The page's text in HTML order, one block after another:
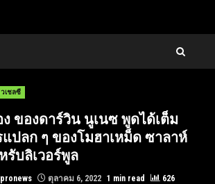
เชลซี
ของดาร์วิน นูเนซ พูดได้เต็ม
ปลก ๆ ของโมฮาเหม็ด ซาลาห์
บลิเวอร์พูล
ตุลาคม 6, 2022 1 min read 626